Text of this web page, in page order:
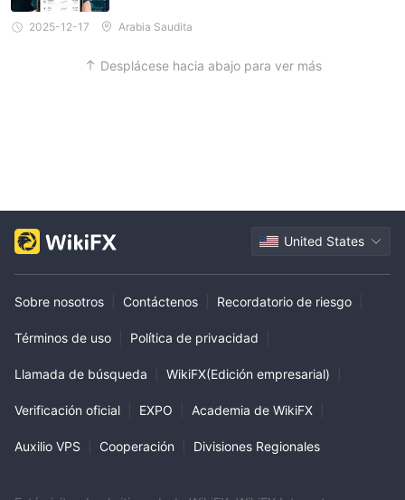
2025-12-17 Arabia Saudita
Desplácese hacia abajo para ver más
United States
Sobre nosotros Contáctenos Recordatorio de riesgo
Términos de uso Política de privacidad
Llamada de búsqueda WikiFX(Edición empresarial)
Verificación oficial EXPO Academia de WikiFX
Auxilio VPS Cooperación Divisiones Regionales